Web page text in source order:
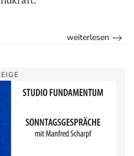
weiterlesen